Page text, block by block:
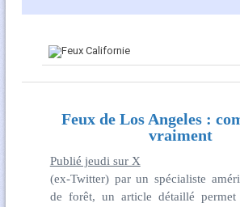
Feux de Los Angeles :
vraiment
Publié jeudi sur X
(ex-Twitter) par un spécialiste
de forêt, un article détaillé